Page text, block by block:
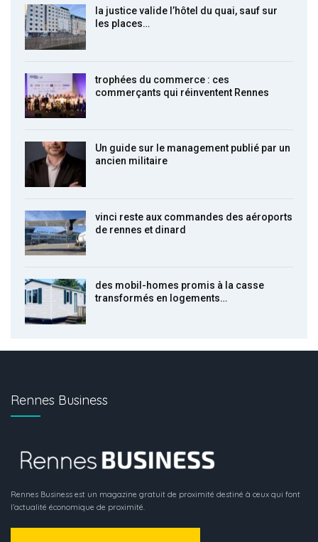
la justice valide l’hôtel du quai, sauf sur
les places…
trophées du commerce : ces
commerçants qui réinventent Rennes
Un guide sur le management publié par un
ancien militaire
vinci reste aux commandes des aéroports
de rennes et dinard
des mobil-homes promis à la casse
transformés en logements…
Rennes Business
Rennes Business est un magazine gratuit de proximité destiné à ceux qui font
l’actualité économique de proximité.